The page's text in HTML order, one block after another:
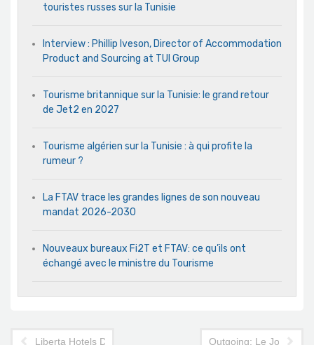
touristes russes sur la Tunisie
Interview : Phillip Iveson, Director of Accommodation
Product and Sourcing at TUI Group
Tourisme britannique sur la Tunisie: le grand retour
de Jet2 en 2027
Tourisme algérien sur la Tunisie : à qui profite la
rumeur ?
La FTAV trace les grandes lignes de son nouveau
mandat 2026-2030
Nouveaux bureaux Fi2T et FTAV: ce qu’ils ont
échangé avec le ministre du Tourisme
Liberta Hotels Djerba, premier-né d’une nouvelle chaîne
Outgoing: Le Jordan